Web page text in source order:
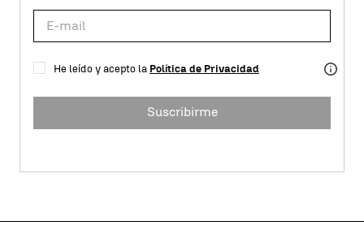
He leído y acepto la Política de Privacidad
Suscribirme